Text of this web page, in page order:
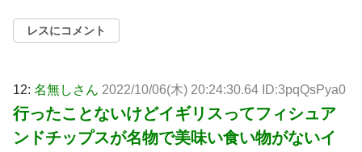
レスにコメント
12: 名無しさん 2022/10/06(木) 20:24:30.64 ID:3pqQsPya0
行ったことないけどイギリスってフィシュア
ンドチップスが名物で美味い食い物がないイ